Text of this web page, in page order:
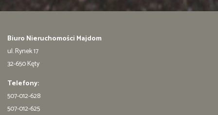
Biuro Nieruchomości Majdom
ul. Rynek 17
32-650 Kęty
Telefony:
507-012-628
507-012-625